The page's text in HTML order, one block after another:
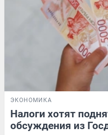
ЭКОНОМИКА
Налоги хотят
обсуждения из